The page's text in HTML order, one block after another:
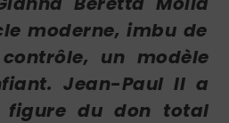
moderne, imbu de
un modèle
Jean-Paul II a
figure du don total